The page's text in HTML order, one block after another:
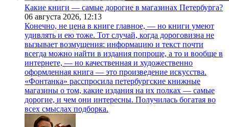
Какие книги — самые дорогие в магазинах Петербурга?
06 августа 2026, 12:13
Конечно, не цена в книге главное, — но книги умеют
удивлять и ею тоже. Тот случай, когда дороговизна не
вызывает возмущения: информацию и текст почти
всегда можно найти в издания попроще, а то и вообще в
интернете, — но качественная и художественно
оформленная книга — это произведение искусства.
«Фонтанка» расспросила петербургские книжные
магазины о том, какие издания на их полках — самые
дорогие, и чем они интересны. Получилась богатая во
всех смыслах подборка.